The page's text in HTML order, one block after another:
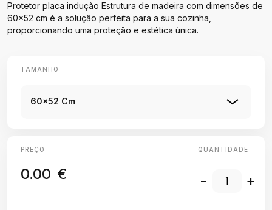
Protetor placa indução Estrutura de madeira com dimensões de
60x52 cm é a solução perfeita para a sua cozinha,
proporcionando uma proteção e estética única.
TAMANHO
60x52 Cm
PREÇO
0.00 €
QUANTIDADE
- +